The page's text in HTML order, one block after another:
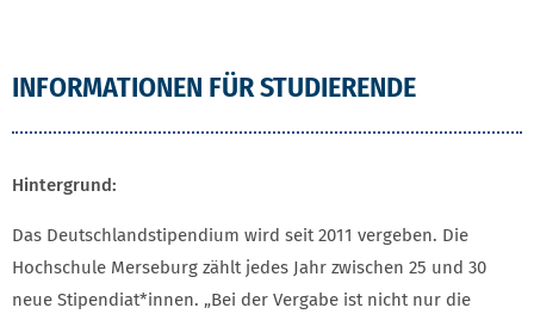
INFORMATIONEN FÜR STUDIERENDE
Hintergrund:
Das Deutschlandstipendium wird seit 2011 vergeben. Die
Hochschule Merseburg zählt jedes Jahr zwischen 25 und 30
neue Stipendiat*innen. „Bei der Vergabe ist nicht nur die